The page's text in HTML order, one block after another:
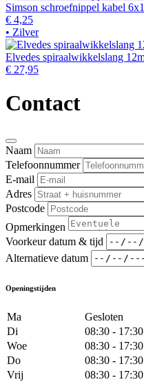
Simson schroefnippel kabel
€ 4,25
• Zilver
Elvedes spiraalwikkelslang
€ 27,95
Contact
Naam
Telefoonnummer
E-mail
Adres
Postcode
Opmerkingen
Voorkeur datum & tijd
Alternatieve datum
Openingstijden
Ma
Gesloten
Di
08:30 - 17:30
Woe
08:30 - 17:30
Do
08:30 - 17:30
Vrij
08:30 - 17:30